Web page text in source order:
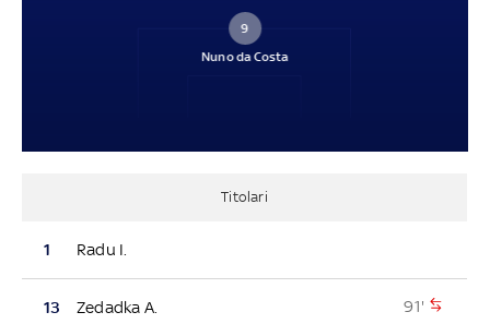
9
Nuno da Costa
Titolari
1 Radu I.
13 Zedadka A. 91'